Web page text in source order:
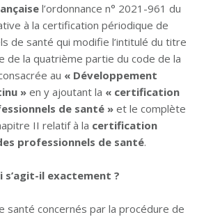
l’ordonnance n° 2021-961 du
à la certification périodique de
de santé qui modifie l’intitulé du titre
de la quatrième partie du code de la
au « Développement
» en y ajoutant la « certification
de santé » et le complète
II relatif à la certification
professionnels de santé.
s’agit-il exactement ?
santé concernés par la procédure de